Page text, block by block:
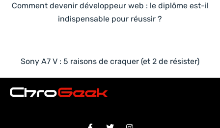
Comment devenir développeur web : le diplôme est-il
indispensable pour réussir ?
Sony A7 V : 5 raisons de craquer (et 2 de résister)